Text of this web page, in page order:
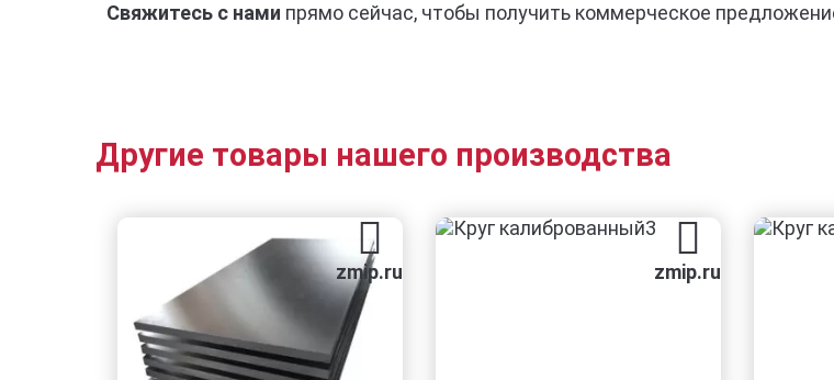
Свяжитесь с нами прямо сейчас, чтобы получить коммерческое
Другие товары нашего производства
zmip.ru